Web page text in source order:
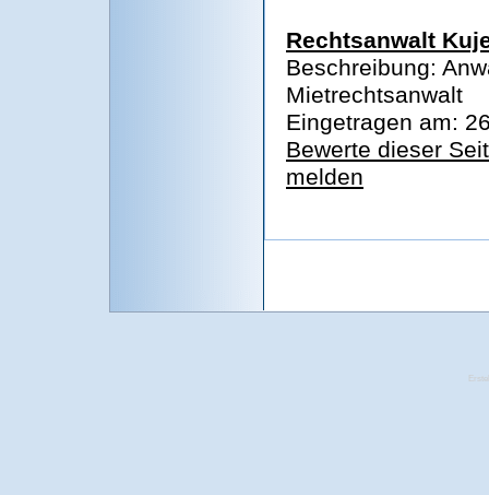
Rechtsanwalt
Beschreibung:
Mietrechtsanwalt
Eingetragen am:
Bewerte dieser
melden